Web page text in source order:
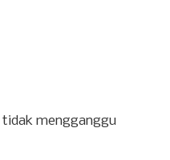
tidak mengganggu